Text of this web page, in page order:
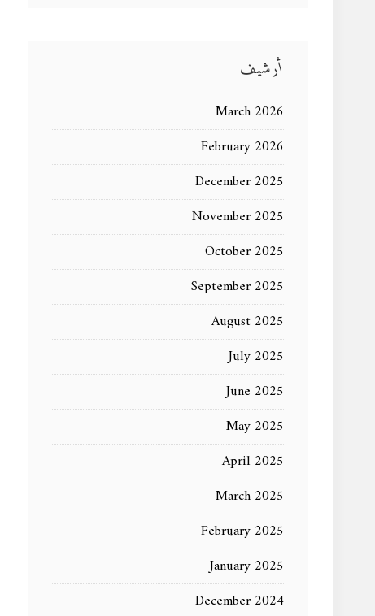
أرشيف
March 2026
February 2026
December 2025
November 2025
October 2025
September 2025
August 2025
July 2025
June 2025
May 2025
April 2025
March 2025
February 2025
January 2025
December 2024